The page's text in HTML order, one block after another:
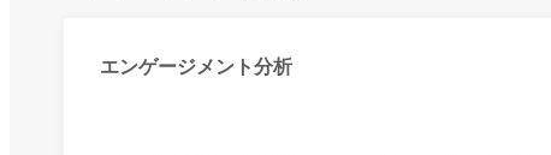
エンゲージメント分析